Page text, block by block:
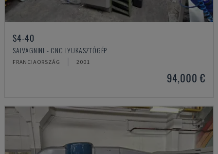
S4-40
SALVAGNINI - CNC LYUKASZTÓGÉP
FRANCIAORSZÁG 2001
94,000 €